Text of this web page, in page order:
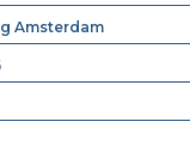
Amsterdam